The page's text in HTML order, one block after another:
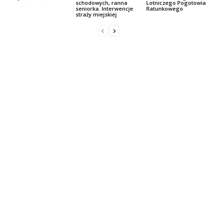
schodowych, ranna
seniorka. Interwencje
straży miejskiej
Lotniczego Pogotowia
Ratunkowego